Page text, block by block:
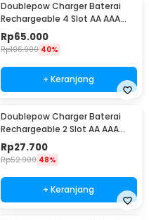
Doublepow Charger Baterai
Rechargeable 4 Slot AA AAA
with AAA 4 PCS - DP-B02
Rp65.000
Rp106.900 40%
+ Keranjang
Doublepow Charger Baterai
Rechargeable 2 Slot AA AAA
with AA 2 PCS - DP-B01 1200
Rp27.700
Rp52.900 48%
+ Keranjang